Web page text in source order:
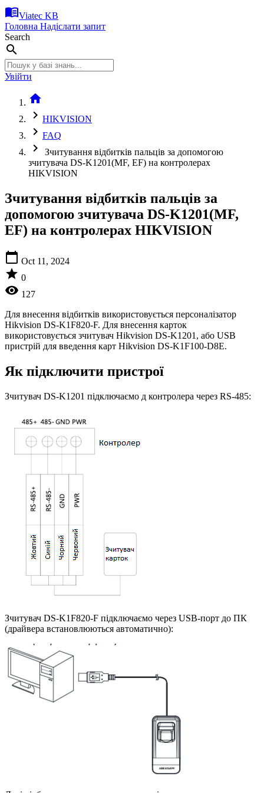
menu_bookViatec KB
Головна Надіслати запит
Search
search
Увійти
home
chevron_right HIKVISION
chevron_right FAQ
chevron_right
Зчитування відбитків пальців за допомогою
зчитувача DS-K1201(MF, EF) на контролерах
HIKVISION
Зчитування відбитків пальців за
допомогою зчитувача DS-K1201(MF,
EF) на контролерах HIKVISION
calendar_today Oct 11, 2024
star 0
visibility 127
Для внесення відбитків використовується персоналізатор
Hikvision DS-K1F820-F. Для внесення карток
використовується зчитувач Hikvision DS-K1201, або USB
пристрій для введення карт Hikvision DS-K1F100-D8E.
Як підключити пристрої
Зчитувач DS-K1201 підключаємо д контролера через RS-485:
Зчитувач DS-K1F820-F підключаємо через USB-порт до ПК
(драйвера встановлюються автоматично):